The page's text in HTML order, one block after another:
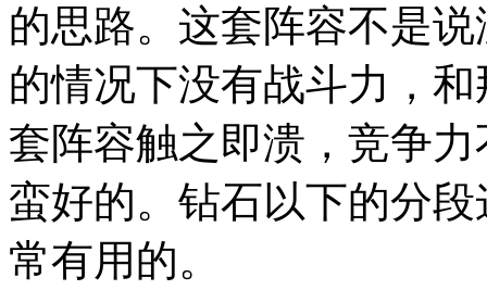
的思路。这套阵容不是
的情况下没有战斗力，
套阵容触之即溃，竞争
蛮好的。钻石以下的分
常有用的。